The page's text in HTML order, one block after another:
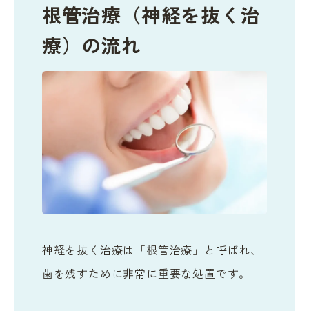
根管治療（神経を抜く治
療）の流れ
神経を抜く治療は「根管治療」と呼ばれ、
歯を残すために非常に重要な処置です。